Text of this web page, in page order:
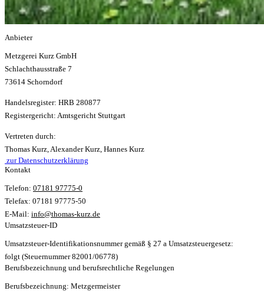
Anbieter
Metzgerei Kurz GmbH
Schlachthausstraße 7
73614 Schorndorf
Handelsregister: HRB 280877
Registergericht: Amtsgericht Stuttgart
Vertreten durch:
Thomas Kurz, Alexander Kurz, Hannes Kurz
zur Datenschutzerklärung
Kontakt
Telefon: 07181 97775-0
Telefax: 07181 97775-50
E-Mail: info@thomas-kurz.de
Umsatzsteuer-ID
Umsatzsteuer-Identifikationsnummer gemäß § 27 a Umsatzsteuergesetz:
folgt (Steuernummer 82001/06778)
Berufsbezeichnung und berufsrechtliche Regelungen
Berufsbezeichnung: Metzgermeister